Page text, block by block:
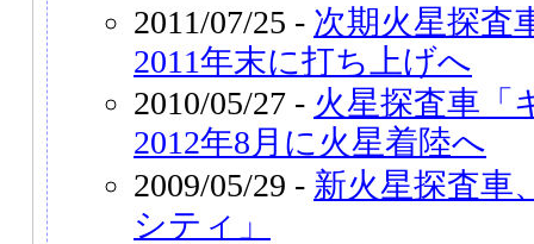
2011/07/25 - 次期火星探査
2011年末に打ち上げへ
2010/05/27 - 火星探査車「
2012年8月に火星着陸へ
2009/05/29 - 新火星探査車
シティ」